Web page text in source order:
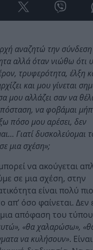
αναζητώ την σύνδεση
αλλά όταν νιώθω ότι
τρυφερότητα, έλξη
και μου γίνεται
μου αλλάζει σαν να
να φοβάμαι
πόσο μου αρέσει, δεν
Γιατί δυσκολεύομαι
μια σχέση»;
να ακούγεται
σε μια σχέση, στην
είναι πολύ πιο
απ’ όσο φαίνεται. Δεν
απόφαση του τύπου
«θα χαλαρώσω»,
να κυλήσουν».